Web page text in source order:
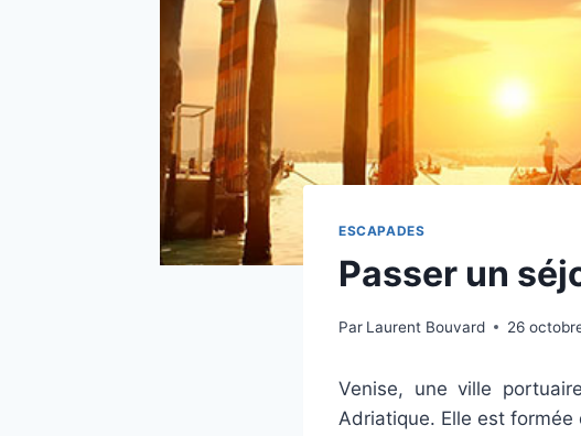
ESCAPADES
Passer un
Par Laurent Bouvard 26
Venise, une ville
Adriatique. Elle est